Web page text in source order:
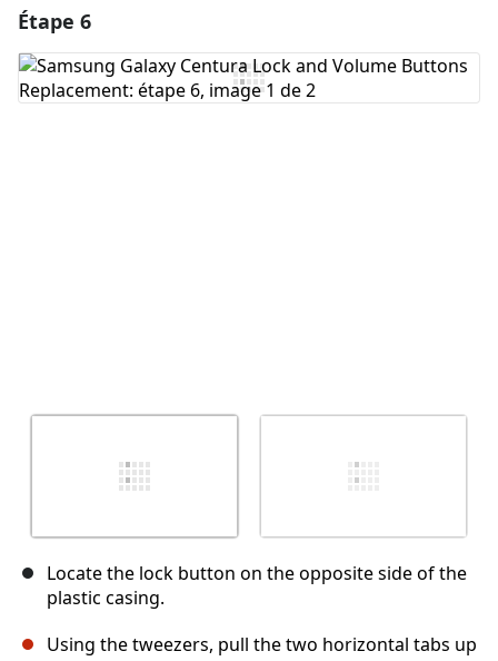
Ajouter un commentaire
Étape 6
Locate the lock button on the opposite side of the
plastic casing.
Using the tweezers, pull the two horizontal tabs up